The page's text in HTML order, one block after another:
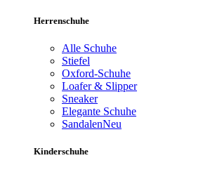
Herrenschuhe
Alle Schuhe
Stiefel
Oxford-Schuhe
Loafer & Slipper
Sneaker
Elegante Schuhe
SandalenNeu
Kinderschuhe